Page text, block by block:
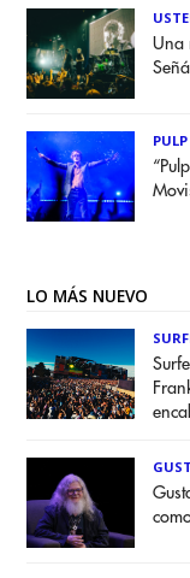
Una
PULP
LO MÁS NUEVO